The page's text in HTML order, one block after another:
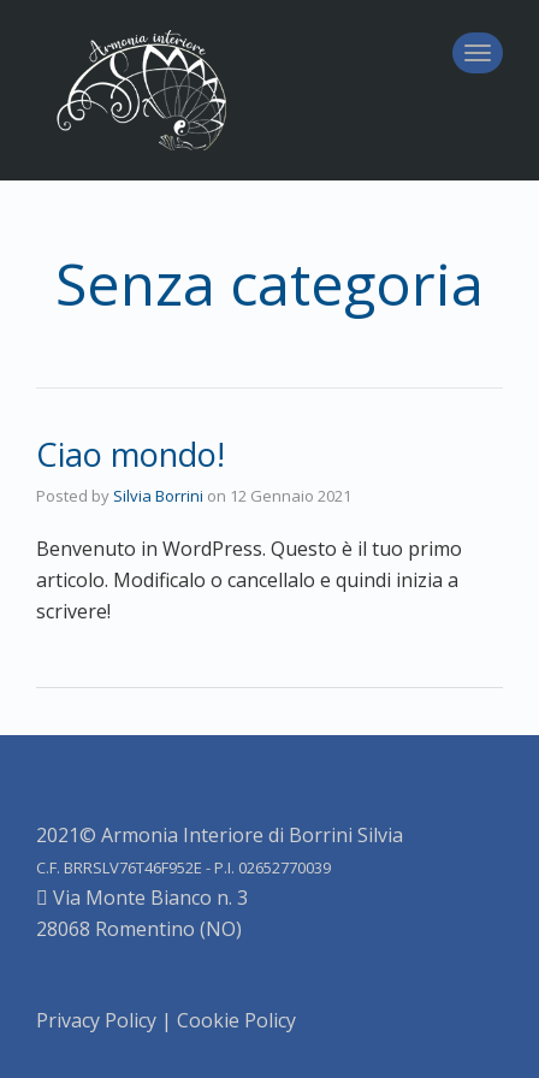
Senza categoria
Ciao mondo!
Posted by Silvia Borrini on 12 Gennaio 2021
Benvenuto in WordPress. Questo è il tuo primo
articolo. Modificalo o cancellalo e quindi inizia a
scrivere!
2021© Armonia Interiore di Borrini Silvia
C.F. BRRSLV76T46F952E - P.I. 02652770039
Via Monte Bianco n. 3
28068 Romentino (NO)
Privacy Policy | Cookie Policy